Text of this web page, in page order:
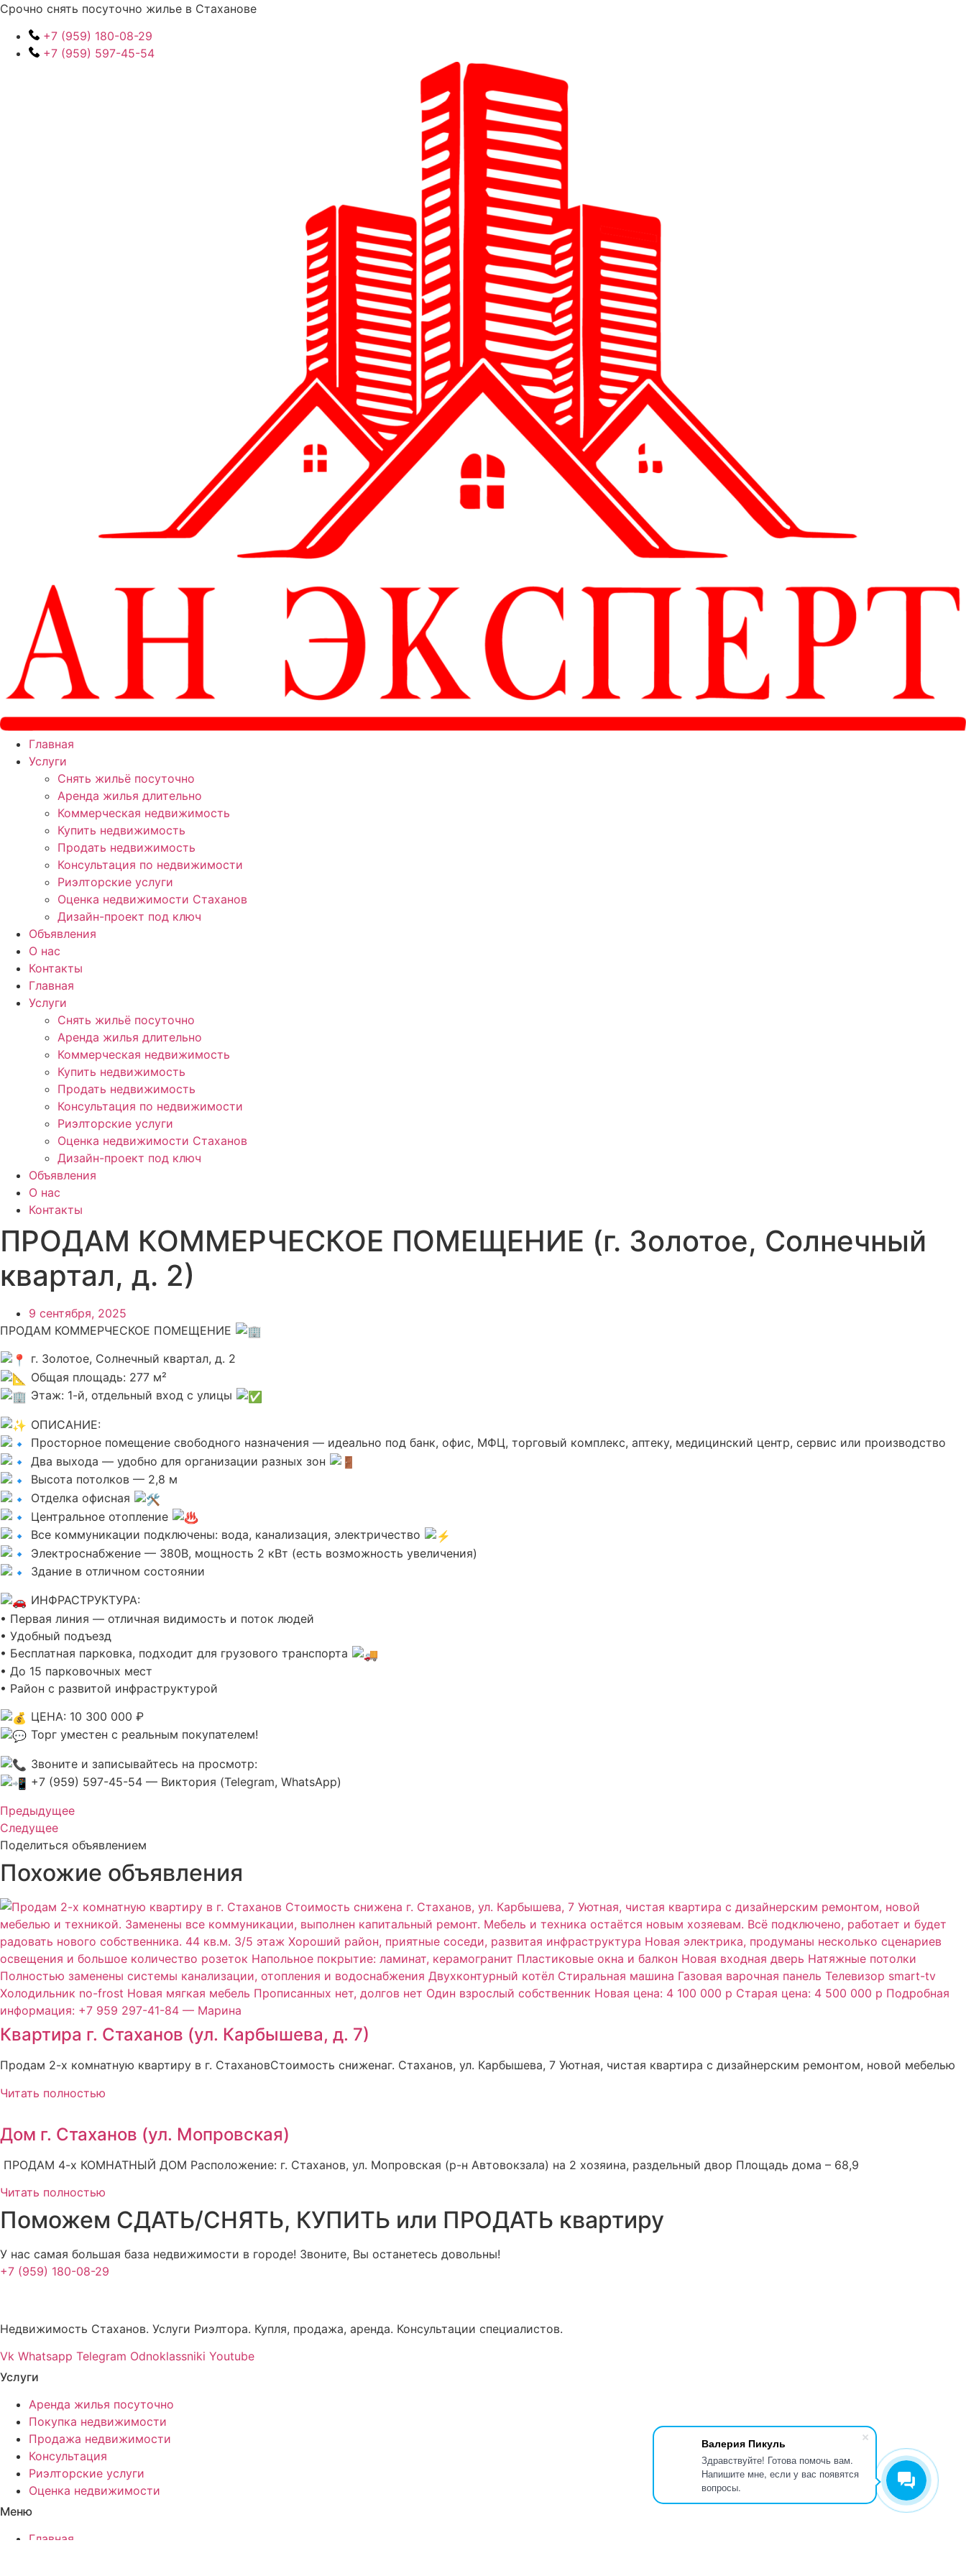
Валерия Пикуль
Здравствуйте! Готова помочь вам.
Напишите мне, если у вас появятся
вопросы.
Перейти
содержимому
Срочно снять посуточно жилье в Стаханове
+7 (959) 180-08-29
+7 (959) 597-45-54
Главная
Услуги
Снять жильё посуточно
Аренда жилья длительно
Коммерческая недвижимость
Купить недвижимость
Продать недвижимость
Консультация по недвижимости
Риэлторские услуги
Оценка недвижимости Стаханов
Дизайн-проект под ключ
Объявления
О нас
Контакты
Главная
Услуги
Снять жильё посуточно
Аренда жилья длительно
Коммерческая недвижимость
Купить недвижимость
Продать недвижимость
Консультация по недвижимости
Риэлторские услуги
Оценка недвижимости Стаханов
Дизайн-проект под ключ
Объявления
О нас
Контакты
ПРОДАМ КОММЕРЧЕСКОЕ ПОМЕЩЕНИЕ (г. Золотое, Солнечный
квартал, д. 2)
9 сентября, 2025
ПРОДАМ КОММЕРЧЕСКОЕ ПОМЕЩЕНИЕ
г. Золотое, Солнечный квартал, д. 2
Общая площадь: 277 м²
Этаж: 1-й, отдельный вход с улицы
ОПИСАНИЕ:
Просторное помещение свободного назначения — идеально под банк, офис, МФЦ, торговый комплекс, аптеку, медицинский центр, сервис или производство
Два выхода — удобно для организации разных зон
Высота потолков — 2,8 м
Отделка офисная
Центральное отопление
Все коммуникации подключены: вода, канализация, электричество
Электроснабжение — 380В, мощность 2 кВт (есть возможность увеличения)
Здание в отличном состоянии
ИНФРАСТРУКТУРА:
• Первая линия — отличная видимость и поток людей
• Удобный подъезд
• Бесплатная парковка, подходит для грузового транспорта
• До 15 парковочных мест
• Район с развитой инфраструктурой
ЦЕНА: 10 300 000 ₽
Торг уместен с реальным покупателем!
Звоните и записывайтесь на просмотр:
+7 (959) 597-45-54 — Виктория (Telegram, WhatsApp)
Предыдущее
Следущее
Поделиться объявлением
Похожие объявления
Квартира г. Стаханов (ул. Карбышева, д. 7)
Продам 2-х комнатную квартиру в г. СтахановСтоимость сниженаг. Стаханов, ул. Карбышева, 7 Уютная, чистая квартира с дизайнерским ремонтом, новой мебелью
Читать полностью
Дом г. Стаханов (ул. Мопровская)
ПРОДАМ 4-х КОМНАТНЫЙ ДОМ Расположение: г. Стаханов, ул. Мопровская (р-н Автовокзала) на 2 хозяина, раздельный двор Площадь дома – 68,9
Читать полностью
Поможем СДАТЬ/СНЯТЬ, КУПИТЬ или ПРОДАТЬ квартиру
У нас самая большая база недвижимости в городе! Звоните, Вы останетесь довольны!
+7 (959) 180-08-29
Недвижимость Стаханов. Услуги Риэлтора. Купля, продажа, аренда. Консультации специалистов.
Vk Whatsapp Telegram Odnoklassniki Youtube
Услуги
Аренда жилья посуточно
Покупка недвижимости
Продажа недвижимости
Консультация
Риэлторские услуги
Оценка недвижимости
Меню
Главная